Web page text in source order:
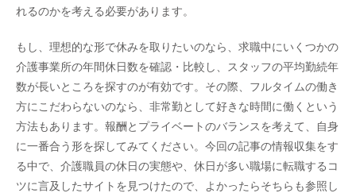
れるのかを考える必要があります。
もし、理想的な形で休みを取りたいのなら、求職中にいくつかの
介護事業所の年間休日数を確認・比較し、スタッフの平均勤続年
数が長いところを探すのが有効です。その際、フルタイムの働き
方にこだわらないのなら、非常勤として好きな時間に働くという
方法もあります。報酬とプライベートのバランスを考えて、自身
に一番合う形を探してみてください。今回の記事の情報収集をす
る中で、介護職員の休日の実態や、休日が多い職場に転職するコ
ツに言及したサイトを見つけたので、よかったらそちらも参照し